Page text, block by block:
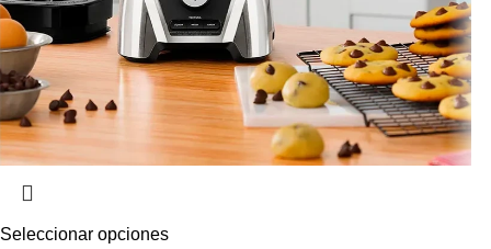
Seleccionar opciones